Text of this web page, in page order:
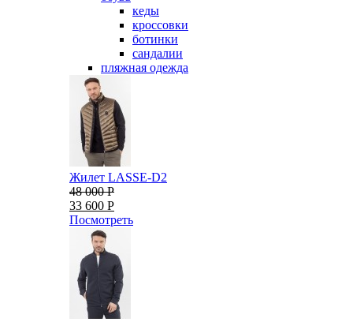
кеды
кроссовки
ботинки
сандалии
пляжная одежда
Жилет LASSE-D2
48 000 Р
33 600 Р
Посмотреть